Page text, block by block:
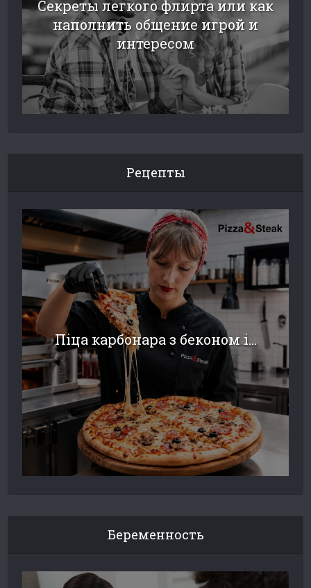
Секреты легкого флирта или как
наполнить общение игрой и
интересом
Рецепты
Піца карбонара з беконом і...
Беременность